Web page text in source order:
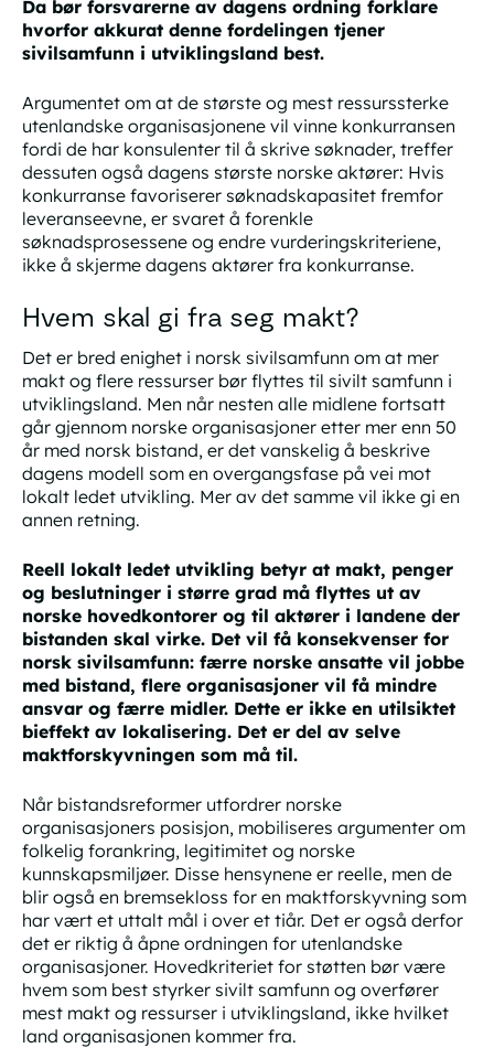
Da bør forsvarerne av dagens ordning forklare
hvorfor akkurat denne fordelingen tjener
sivilsamfunn i utviklingsland best.
Argumentet om at de største og mest ressurssterke
utenlandske organisasjonene vil vinne konkurransen
fordi de har konsulenter til å skrive søknader, treffer
dessuten også dagens største norske aktører: Hvis
konkurranse favoriserer søknadskapasitet fremfor
leveranseevne, er svaret å forenkle
søknadsprosessene og endre vurderingskriteriene,
ikke å skjerme dagens aktører fra konkurranse.
Hvem skal gi fra seg makt?
Det er bred enighet i norsk sivilsamfunn om at mer
makt og flere ressurser bør flyttes til sivilt samfunn i
utviklingsland. Men når nesten alle midlene fortsatt
går gjennom norske organisasjoner etter mer enn 50
år med norsk bistand, er det vanskelig å beskrive
dagens modell som en overgangsfase på vei mot
lokalt ledet utvikling. Mer av det samme vil ikke gi en
annen retning.
Reell lokalt ledet utvikling betyr at makt, penger
og beslutninger i større grad må flyttes ut av
norske hovedkontorer og til aktører i landene der
bistanden skal virke. Det vil få konsekvenser for
norsk sivilsamfunn: færre norske ansatte vil jobbe
med bistand, flere organisasjoner vil få mindre
ansvar og færre midler. Dette er ikke en utilsiktet
bieffekt av lokalisering. Det er del av selve
maktforskyvningen som må til.
Når bistandsreformer utfordrer norske
organisasjoners posisjon, mobiliseres argumenter om
folkelig forankring, legitimitet og norske
kunnskapsmiljøer. Disse hensynene er reelle, men de
blir også en bremsekloss for en maktforskyvning som
har vært et uttalt mål i over et tiår. Det er også derfor
det er riktig å åpne ordningen for utenlandske
organisasjoner. Hovedkriteriet for støtten bør være
hvem som best styrker sivilt samfunn og overfører
mest makt og ressurser i utviklingsland, ikke hvilket
land organisasjonen kommer fra.